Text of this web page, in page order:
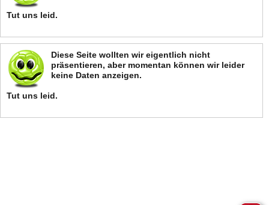
Tut uns leid.
Diese Seite wollten wir eigentlich nicht
präsentieren, aber momentan können wir leider
keine Daten anzeigen.
Tut uns leid.